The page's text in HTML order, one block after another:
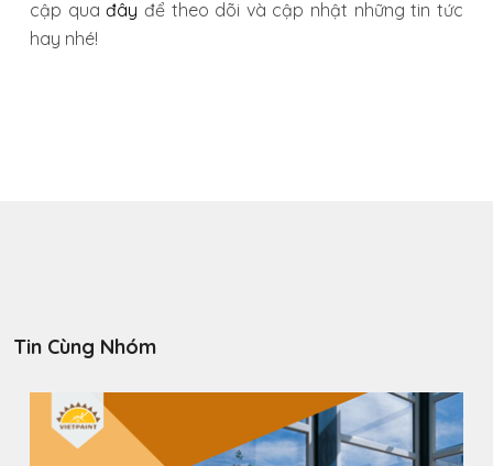
cập quađây để theo dõi và cập nhật những tin tức
hay nhé!
Tin Cùng Nhóm